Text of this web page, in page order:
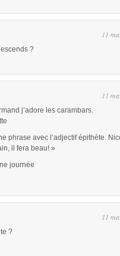
11
?
11
j’adore les carambars.
phrase avec l’adjectif épithète.
il fera beau! »
journée
11
?